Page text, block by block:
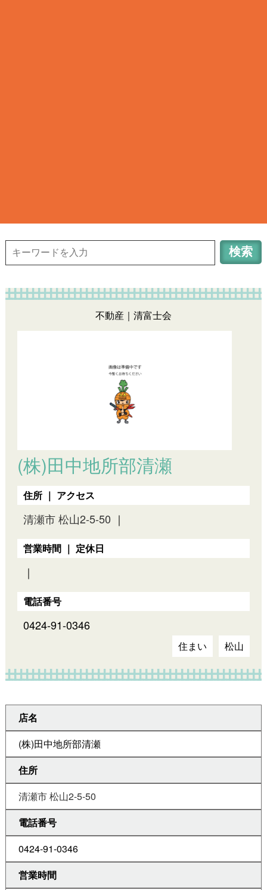
不動産｜清富士会
(株)田中地所部清瀬
住所 ｜ アクセス
清瀬市 松山2-5-50 ｜
営業時間 ｜ 定休日
｜
電話番号
0424-91-0346
住まい 松山
店名
(株)田中地所部清瀬
住所
清瀬市 松山2-5-50
電話番号
0424-91-0346
営業時間